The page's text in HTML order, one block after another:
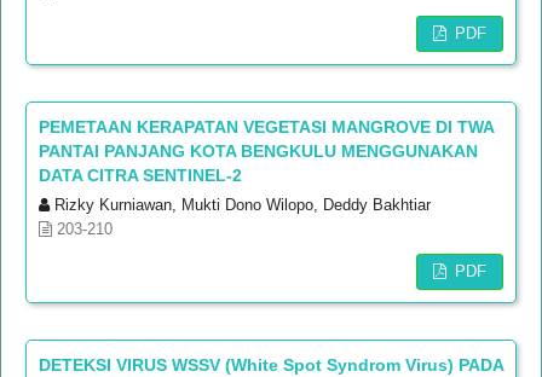
PDF
PEMETAAN KERAPATAN VEGETASI MANGROVE DI TWA
PANTAI PANJANG KOTA BENGKULU MENGGUNAKAN
DATA CITRA SENTINEL-2
Rizky Kurniawan, Mukti Dono Wilopo, Deddy Bakhtiar
203-210
PDF
DETEKSI VIRUS WSSV (White Spot Syndrom Virus) PADA